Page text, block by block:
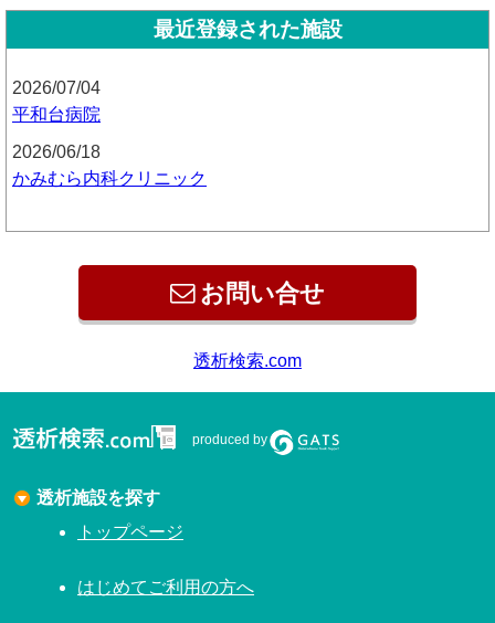
最近登録された施設
2026/07/04
平和台病院
2026/06/18
かみむら内科クリニック
お問い合せ
透析検索.com
produced by
透析施設を探す
トップページ
はじめてご利用の方へ